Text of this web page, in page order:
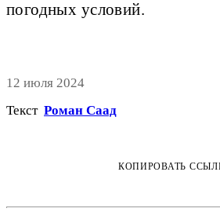
погодных условий.
12 июля 2024
Текст Роман Саад
КОПИРОВАТЬ